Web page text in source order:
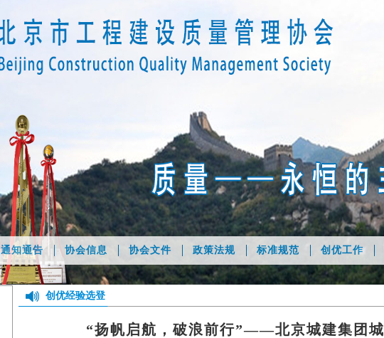
通知通告 协会信息 协会文件 政策法规 标准规范 创优工作
创优经验选登
“扬帆启航，破浪前行”——北京城建集团